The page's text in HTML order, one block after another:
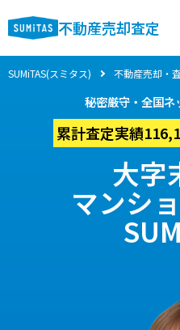
不動産売却査定
SUMiTAS(スミタス) 不動産売却・
秘密厳守・全国ネ
累計査定実績
大字
マンシ